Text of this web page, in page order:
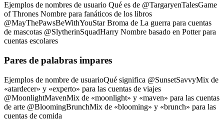
Ejemplos de nombres de usuario Qué es de @TargaryenTalesGame
of Thrones Nombre para fanáticos de los libros
@MayThePawsBeWithYouStar Broma de La guerra para cuentas
de mascotas @SlytherinSquadHarry Nombre basado en Potter para
cuentas escolares
Pares de palabras impares
Ejemplos de nombre de usuarioQué significa @SunsetSavvyMix de
«atardecer» y «experto» para las cuentas de viajes
@MoonlightMavenMix de «moonlight» y «maven» para las cuentas
de arte @BloomingBrunchMix de «blooming» y «brunch» para las
cuentas de comida